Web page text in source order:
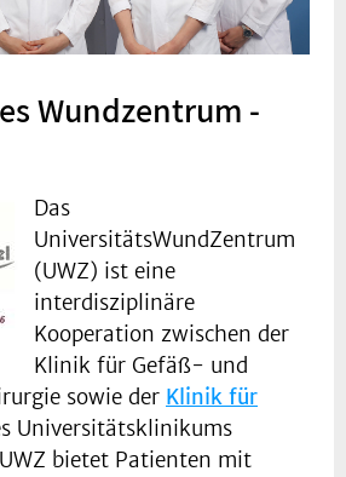
Wundzentrum -
Das
UniversitätsWundZentrum
(UWZ) ist eine
interdisziplinäre
Kooperation zwischen der
Klinik für Gefäß- und
sowie der Klinik für
Universitätsklinikums
bietet Patienten mit